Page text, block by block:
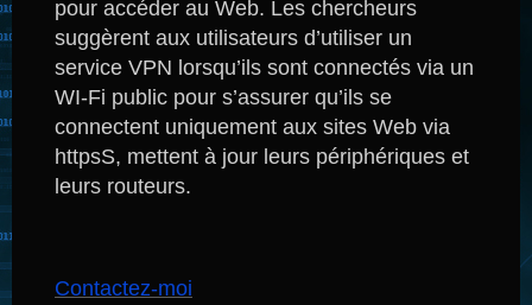
pour accéder au Web. Les chercheurs
suggèrent aux utilisateurs d’utiliser un
service VPN lorsqu’ils sont connectés via un
WI-Fi public pour s’assurer qu’ils se
connectent uniquement aux sites Web via
httpsS, mettent à jour leurs périphériques et
leurs routeurs.
Contactez-moi